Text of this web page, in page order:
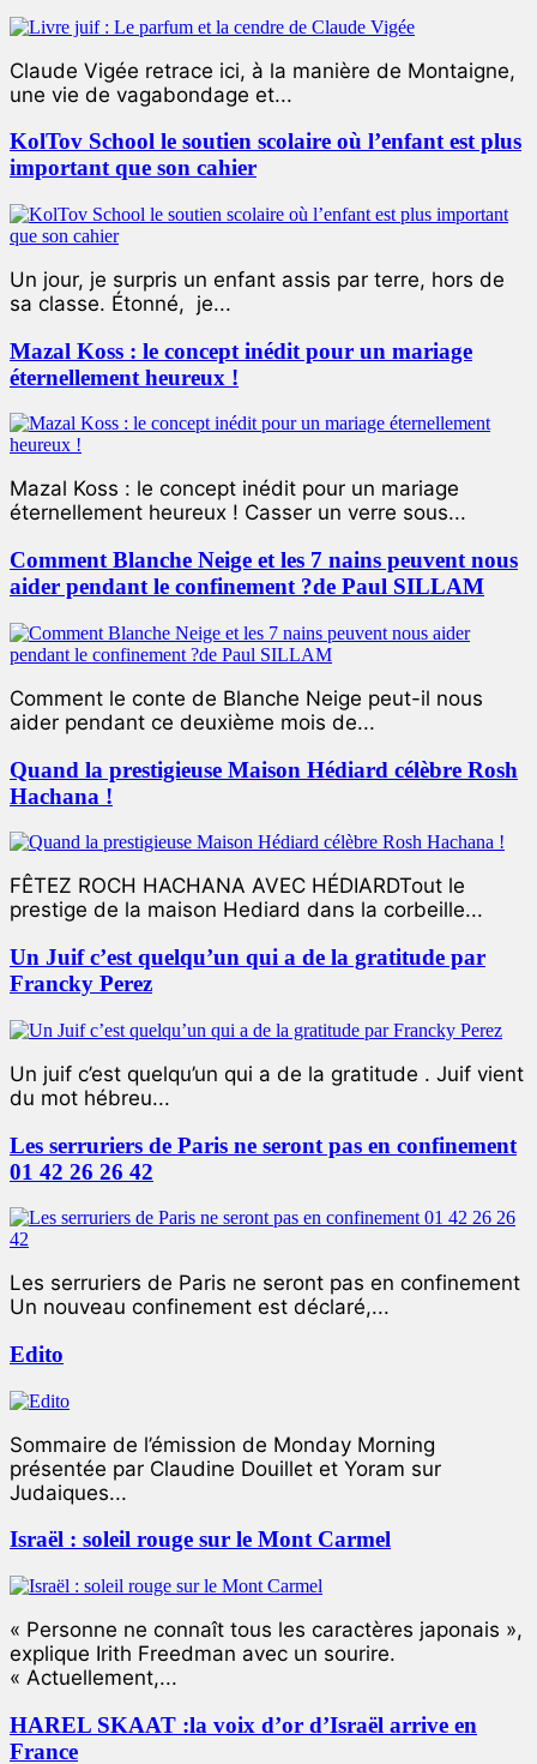
Claude Vigée retrace ici, à la manière de Montaigne,
une vie de vagabondage et...
KolTov School le soutien scolaire où l’enfant est plus
important que son cahier
Un jour, je surpris un enfant assis par terre, hors de
sa classe. Étonné, je...
Mazal Koss : le concept inédit pour un mariage
éternellement heureux !
Mazal Koss : le concept inédit pour un mariage
éternellement heureux ! Casser un verre sous...
Comment Blanche Neige et les 7 nains peuvent nous
aider pendant le confinement ?de Paul SILLAM
Comment le conte de Blanche Neige peut-il nous
aider pendant ce deuxième mois de...
Quand la prestigieuse Maison Hédiard célèbre Rosh
Hachana !
FÊTEZ ROCH HACHANA AVEC HÉDIARDTout le
prestige de la maison Hediard dans la corbeille...
Un Juif c’est quelqu’un qui a de la gratitude par
Francky Perez
Un juif c’est quelqu’un qui a de la gratitude . Juif vient
du mot hébreu...
Les serruriers de Paris ne seront pas en confinement
01 42 26 26 42
Les serruriers de Paris ne seront pas en confinement
Un nouveau confinement est déclaré,...
Edito
Sommaire de l’émission de Monday Morning
présentée par Claudine Douillet et Yoram sur
Judaiques...
Israël : soleil rouge sur le Mont Carmel
« Personne ne connaît tous les caractères japonais »,
explique Irith Freedman avec un sourire.
« Actuellement,...
HAREL SKAAT :la voix d’or d’Israël arrive en
France